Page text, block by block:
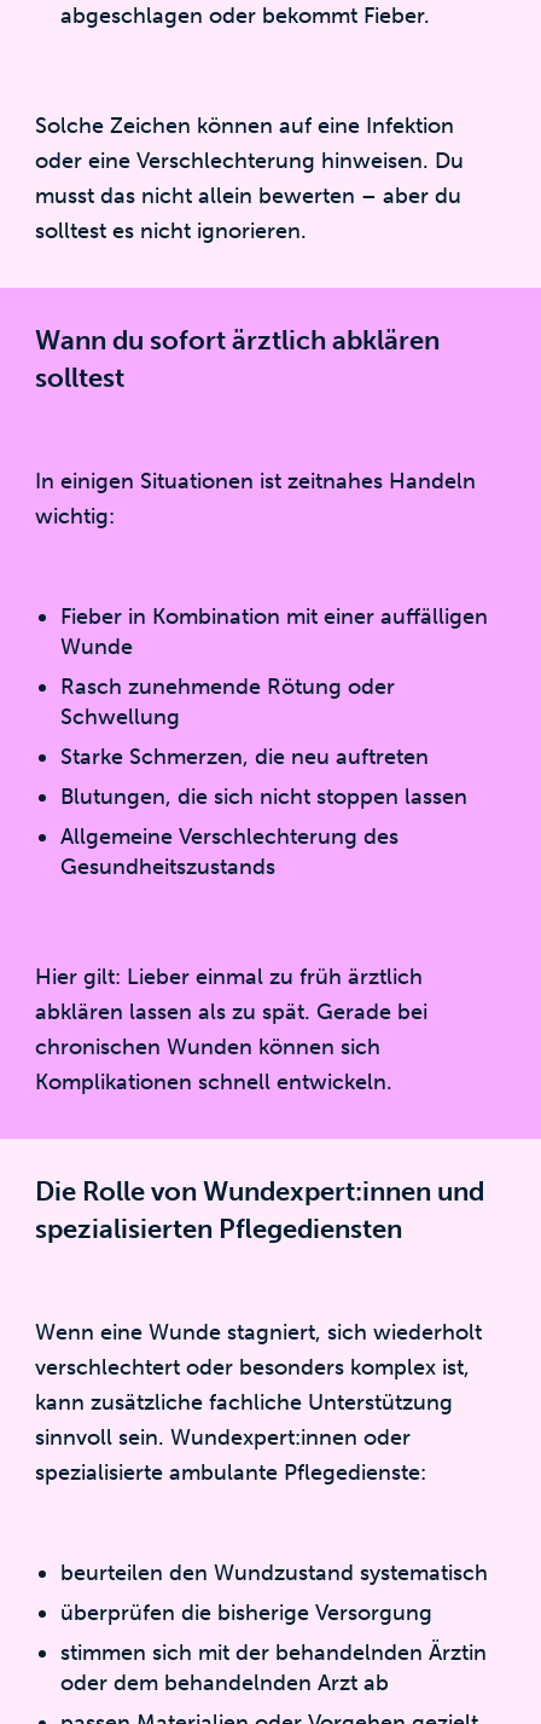
abgeschlagen oder bekommt Fieber.
Solche Zeichen können auf eine Infektion
oder eine Verschlechterung hinweisen. Du
musst das nicht allein bewerten – aber du
solltest es nicht ignorieren.
Wann du sofort ärztlich abklären
solltest
In einigen Situationen ist zeitnahes Handeln
wichtig:
Fieber in Kombination mit einer auffälligen
Wunde
Rasch zunehmende Rötung oder
Schwellung
Starke Schmerzen, die neu auftreten
Blutungen, die sich nicht stoppen lassen
Allgemeine Verschlechterung des
Gesundheitszustands
Hier gilt: Lieber einmal zu früh ärztlich
abklären lassen als zu spät. Gerade bei
chronischen Wunden können sich
Komplikationen schnell entwickeln.
Die Rolle von Wundexpert:innen und
spezialisierten Pflegediensten
Wenn eine Wunde stagniert, sich wiederholt
verschlechtert oder besonders komplex ist,
kann zusätzliche fachliche Unterstützung
sinnvoll sein. Wundexpert:innen oder
spezialisierte ambulante Pflegedienste:
beurteilen den Wundzustand systematisch
überprüfen die bisherige Versorgung
stimmen sich mit der behandelnden Ärztin
oder dem behandelnden Arzt ab